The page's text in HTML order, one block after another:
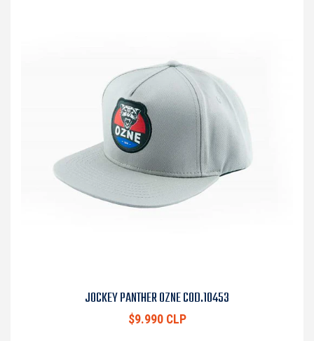
JOCKEY PANTHER OZNE COD.10453
$9.990 CLP